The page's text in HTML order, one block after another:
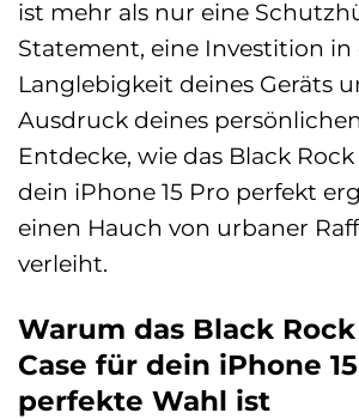
ist mehr als nur eine
Statement, eine Investition in
Langlebigkeit deines Geräts
Ausdruck deines
Entdecke, wie das Black
dein iPhone 15 Pro perfekt
einen Hauch von urbaner
verleiht.
Warum das Black
Case für dein iPhone
perfekte Wahl ist